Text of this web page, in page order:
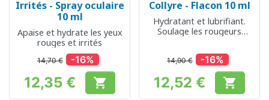
Irrités - Spray oculaire
10 ml
Apaise et hydrate les yeux
rouges et irrités
14,70 € -16%
Prix
12,35 € 
Collyre - Flacon 10 ml
Hydratant et lubrifiant.
Soulage les rougeurs
14,90 € -16%
Prix
12,52 € 